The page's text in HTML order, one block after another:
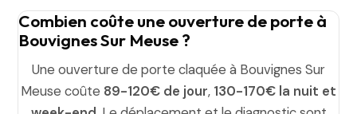
Combien coûte une ouverture de porte à
Bouvignes Sur Meuse ?
Une ouverture de porte claquée à Bouvignes Sur
Meuse coûte 89-120€ de jour, 130-170€ la nuit et